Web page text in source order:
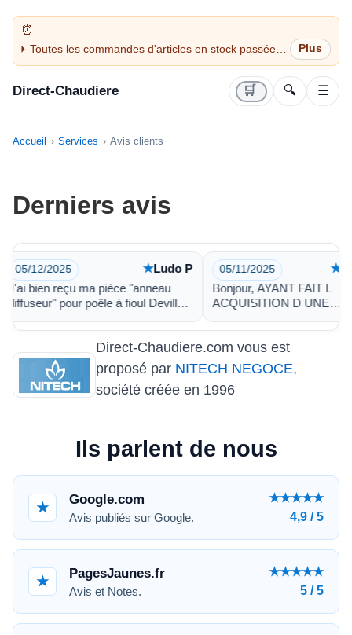
Toutes les commandes d'articles en stock passées
avant 14H sont expédiées le jour même (jours
Direct-Chaudiere 🛒 🔍 ☰
Accueil Services Avis clients
Derniers avis
05/12/2025 ★Ludo P
J'ai bien reçu ma pièce "anneau
diffuseur" pour poêle à fioul Deville
05/11/2025 ★
Bonjour, AYANT FAIT L
ACQUISITION D UNE
VOUS DIRE TOUTE MA
SATISFACTION POUR LE
PRODUI
Direct-Chaudiere.com vous est
proposé par NITECH NEGOCE,
société créée en 1996
Ils parlent de nous
★
Google.com
Avis publiés sur Google.
★★★★★
4,9 / 5
★
PagesJaunes.fr
Avis et Notes.
★★★★★
5 / 5